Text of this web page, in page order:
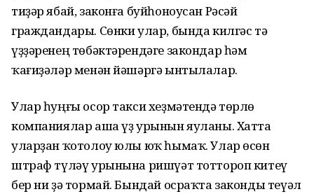
тиҙәр ябай, законға буйһоноусан Рәсәй
граждандары. Сөнки улар, бында килгәс тә
үҙҙәренең төбәктәрендәге закондар һәм
ҡағиҙәләр менән йәшәргә ынтылалар.
Улар һуңғы осор такси хеҙмәтендә төрлө
компаниялар аша үҙ урынын яуланы. Хатта
уларҙан ҡотолоу юлы юҡ һымаҡ. Улар өсөн
штраф түләү урынына ришүәт тоттороп китеү
бер ни ҙә тормай. Бындай осраҡта законды теүәл